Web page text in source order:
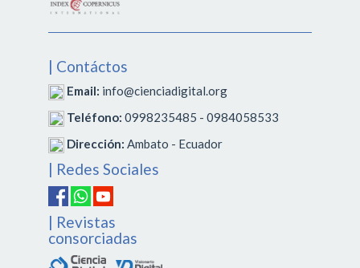
| Contáctos
Email: info@cienciadigital.org
Teléfono: 0998235485 - 0984058533
Dirección: Ambato - Ecuador
| Redes Sociales
| Revistas
consorciadas